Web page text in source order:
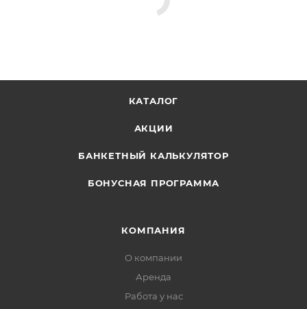
КАТАЛОГ
АКЦИИ
БАНКЕТНЫЙ КАЛЬКУЛЯТОР
БОНУСНАЯ ПРОГРАММА
КОМПАНИЯ
О компании
Аренда
Работа у нас